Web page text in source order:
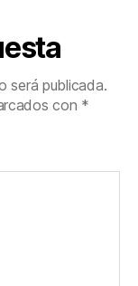
será publicada.
con *